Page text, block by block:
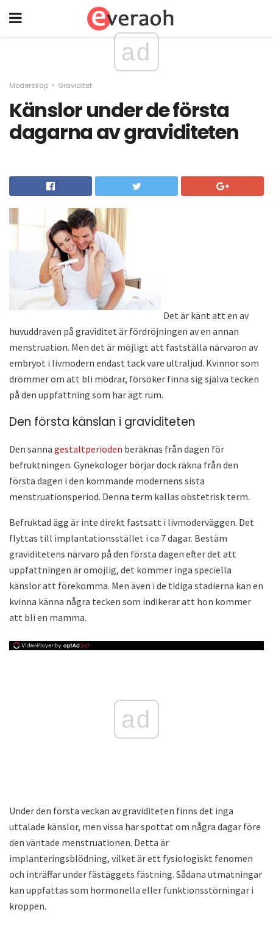
ad
Moderskap Graviditet
Känslor under de första
dagarna av graviditeten
Det är känt att en av
huvuddraven på graviditet är fördröjningen av en annan
menstruation. Men det är möjligt att fastställa närvaron av
embryot i livmodern endast tack vare ultraljud. Kvinnor som
drömmer om att bli mödrar, försöker finna sig själva tecken
på den uppfattning som har ägt rum.
Den första känslan i graviditeten
Den sanna gestaltperioden beräknas från dagen för
befruktningen. Gynekologer börjar dock räkna från den
första dagen i den kommande modernens sista
menstruationsperiod. Denna term kallas obstetrisk term.
Befruktad ägg är inte direkt fastsatt i livmoderväggen. Det
flyttas till implantationsstället i ca 7 dagar. Bestäm
graviditetens närvaro på den första dagen efter det att
uppfattningen är omöjlig, det kommer inga speciella
känslor att förekomma. Men även i de tidiga stadierna kan en
kvinna känna några tecken som indikerar att hon kommer
att bli en mamma.
ad
Under den första veckan av graviditeten finns det inga
uttalade känslor, men vissa har spottat om några dagar före
den väntade menstruationen. Detta är
implanteringsblödning, vilket är ett fysiologiskt fenomen
och inträffar under fästäggets fästning. Sådana utmatningar
kan uppfattas som hormonella eller funktionsstörningar i
kroppen.